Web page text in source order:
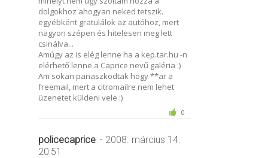
dolgokhoz ahogyan neked tetszik.
egyébként gratulálok az autóhoz, mert
nagyon szépen és hitelesen meg lett
csinálva...
Amúgy az is elég lenne ha a kep.tar.hu -n
elérhető lenne a Caprice nevű galéria :)
Am sokan panaszkodtak hogy **ar a
freemail, mert a citromailre nem lehet
üzenetet küldeni vele :)
0
policecaprice - 2008. március 14.
20:51